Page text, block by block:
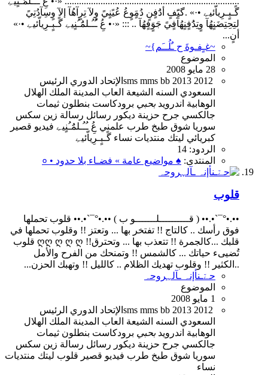
گًـبٍـرِياّئيےِ •·» .گيًَفٍ أدَُفٍنٍ دُمٍَوٍعُ عُيًنٍيً وٍلآ تِرٍآهُآ إلآ وٍسِآدُتِيً
لتِحِتِضَنٍهُآ وٍتِدَُفٍنٍهُآَفٍيً جَوٍَفٍهُآ .. ::: «·• عُِ ـُـُـلمَُـُنٍيےِ گًـبٍـرِياّئيےِ •·»
أنٍ...
~غـٍفـوةَ ح ـٌلُــَم}~
الموضوع
28 مايو 2008
2012
2013
bb
mms
sms الإتحاد الدوري الرئيس
السعودي السنه الشيعة العاب المدينة الملك الهلال
الوهابية اندرويدبحبي برودكاست بنطلون ثيمات
جالكسي جرح حزينة ديكور رسائل رسالة زين سكس
سوريا شوق طبخ طرب علمني عُِ ـُـُـلمَُـُنٍيےِ فيديو قصير
كبريائي ليتك منتديات نساء گًـبٍـرِياّئيےِ
الردود: 14
المنتدى: ♠ مواضيع عامة » فضـاء بلا حدود • ०
قلوب
••.•°¯`•.•• ( قــــــــــلـــــــو ب ) ••.•°¯`•.•• قلوب تحملها
فوق رأسك .. كالتاج !! تفتخر بها ... وتعتز !! وقلوب تحملها في
قلبك ...كالجمرة !! تتعذب بها ... وتحترق!! ღღ ღ ღ ღ قلوب
تُضيىء حياتك ... كالشمس !! وتمنحك من الفرح والأمل
..الكثير !! وقلوب تهديك الظلام .. كالليل !! وتهبك الحزن...
حےّـنأإنہ ـآلہروحہ
الموضوع
1 مايو 2008
2012
2013
bb
mms
sms الإتحاد الدوري الرئيس
السعودي السنه الشيعة العاب المدينة الملك الهلال
الوهابية اندرويدبحبي برودكاست بنطلون ثيمات
جالكسي جرح حزينة ديكور رسائل رسالة زين سكس
سوريا شوق طبخ طرب فيديو قصير قلوب ليتك منتديات
نساء